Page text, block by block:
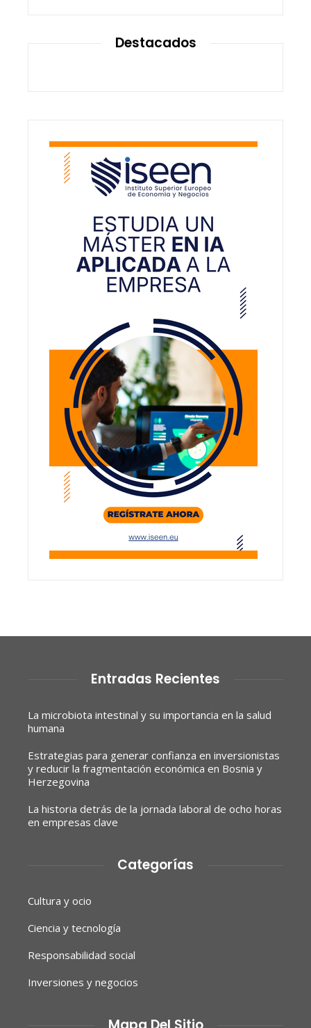
Destacados
Entradas Recientes
La microbiota intestinal y su importancia en la salud
humana
Estrategias para generar confianza en inversionistas
y reducir la fragmentación económica en Bosnia y
Herzegovina
La historia detrás de la jornada laboral de ocho horas
en empresas clave
Categorías
Cultura y ocio
Ciencia y tecnología
Responsabilidad social
Inversiones y negocios